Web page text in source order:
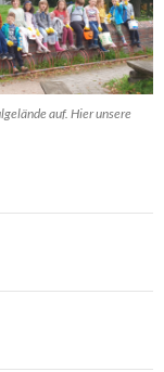
auf. Hier unsere